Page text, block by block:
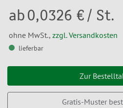
ab 0,0326 € / St.
ohne MwSt., zzgl. Versandkosten
lieferbar
Zur
Gratis-Muster